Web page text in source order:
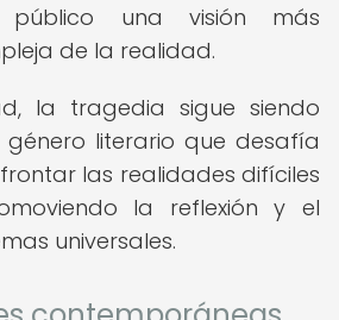
una visión más
de la realidad.
la tragedia sigue siendo
literario que desafía
las realidades difíciles
la reflexión y el
universales.